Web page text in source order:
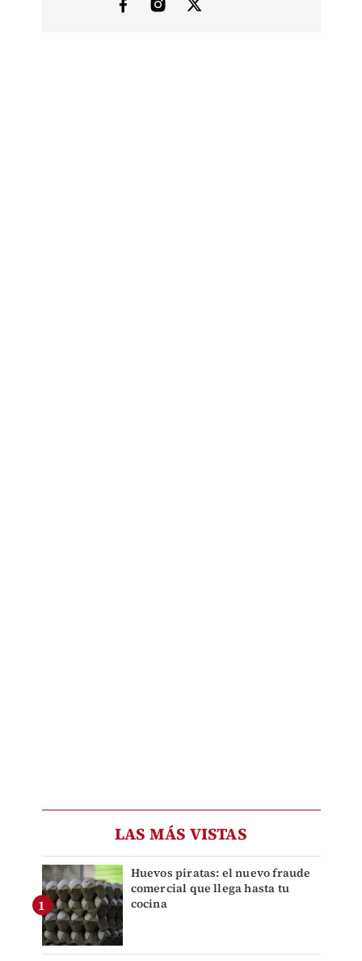
LAS MÁS VISTAS
Huevos piratas: el nuevo fraude
comercial que llega hasta tu
cocina